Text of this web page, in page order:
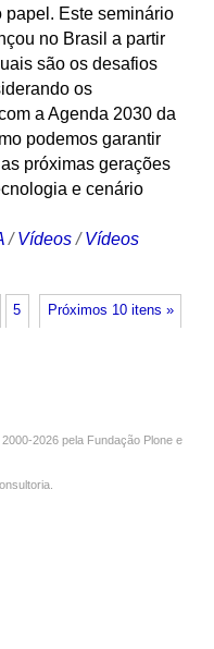
papel. Este seminário
no Brasil a partir
são os desafios
os
a Agenda 2030 da
podemos garantir
próximas gerações
e cenário
/Vídeos /Vídeos
Próximos 10 itens »
5
2000-2026 pela Fundação Plone e